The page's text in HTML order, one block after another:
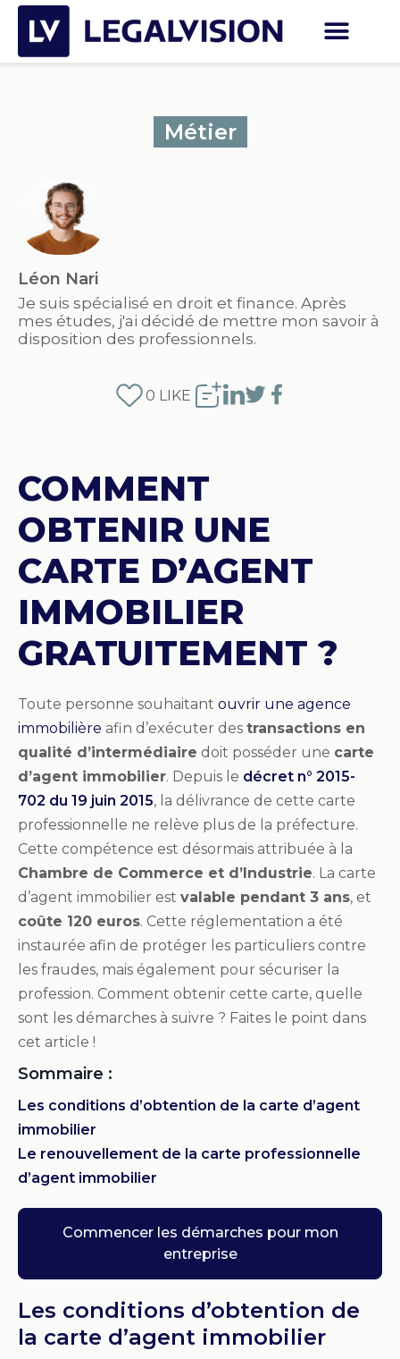
Métier
Léon Nari
Je suis spécialisé en droit et finance. Après
mes études, j'ai décidé de mettre mon savoir à
disposition des professionnels.
0 LIKE
COMMENT
OBTENIR UNE
CARTE D’AGENT
IMMOBILIER
GRATUITEMENT ?
Toute personne souhaitant ouvrir une agence
immobilière afin d’exécuter des transactions en
qualité d’intermédiaire doit posséder une carte
d’agent immobilier. Depuis le décret n° 2015-
702 du 19 juin 2015, la délivrance de cette carte
professionnelle ne relève plus de la préfecture.
Cette compétence est désormais attribuée à la
Chambre de Commerce et d’Industrie. La carte
d’agent immobilier est valable pendant 3 ans, et
coûte 120 euros. Cette réglementation a été
instaurée afin de protéger les particuliers contre
les fraudes, mais également pour sécuriser la
profession. Comment obtenir cette carte, quelle
sont les démarches à suivre ? Faites le point dans
cet article !
Sommaire :
Les conditions d’obtention de la carte d’agent
immobilier
Le renouvellement de la carte professionnelle
d’agent immobilier
Commencer les démarches pour mon
entreprise
Les conditions d’obtention de
la carte d’agent immobilier